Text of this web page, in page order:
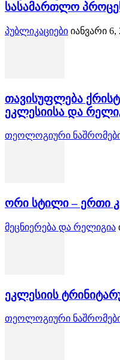
სასამართლო
პუბლიკაციები იანვარი 6,
თავისუფლება
ეკლესიისა და
თეოლოგიური
ორი სტილი – ერთი
მეცნიერება და რელიგია
ეკლესიის
თეოლოგიური